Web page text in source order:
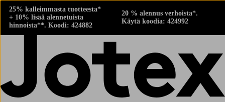
25% kalleimmasta tuotteesta*
+ 10% lisää alennetuista
hinnoista**. Koodi: 424882
20 % alennus verhoista*.
Käytä koodia: 424992